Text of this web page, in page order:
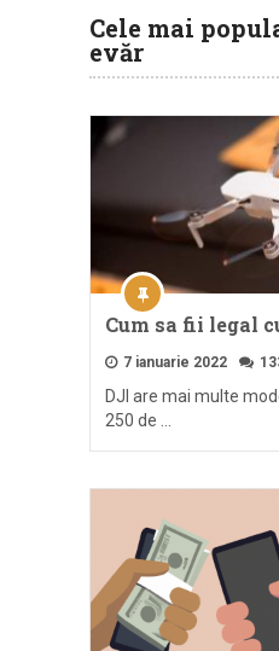
Cele mai
evăr
Cum sa fii legal
7 ianuarie 2022
DJI are mai multe
250 de …